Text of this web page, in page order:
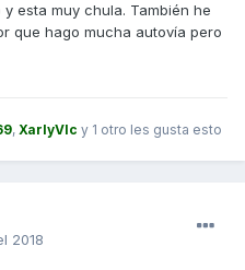
esta muy chula. También he
que hago mucha autovía pero
, XarlyVlc y 1 otro les gusta esto
2018